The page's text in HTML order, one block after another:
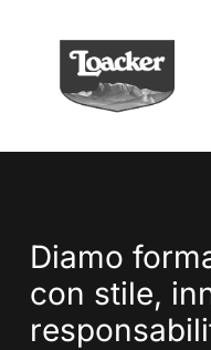
Diamo
con stile,